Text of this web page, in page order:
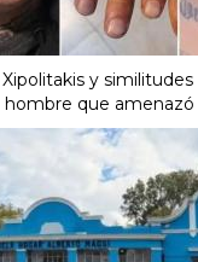
y similitudes
que amenazó